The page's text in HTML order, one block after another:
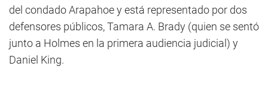
del condado Arapahoe y está representado por dos
defensores públicos, Tamara A. Brady (quien se sentó
junto a Holmes en la primera audiencia judicial) y
Daniel King.